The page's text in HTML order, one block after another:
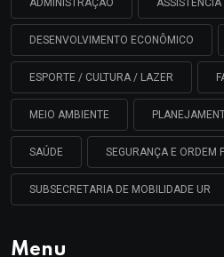
ADMINISTRAÇÃO
DESENVOLVIMENTO ECONÔMICO
ESPORTE / CULTURA / LAZER
MEIO AMBIENTE
SAÚDE SEGURANÇA E ORDEM
SUBSECRETARIA DE MOBILIDADE UR
Menu